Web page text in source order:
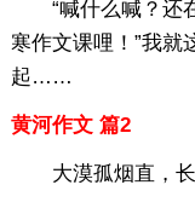
“喊什么喊？还在
寒作文课哩！”我就
起……
黄河作文 篇2
大漠孤烟直，